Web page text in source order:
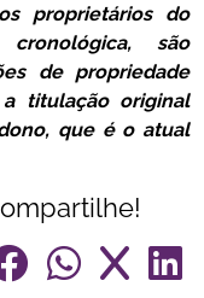
proprietários do
são
de propriedade
titulação original
que é o atual